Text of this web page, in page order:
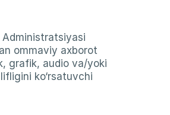
Administratsiyasi
ommaviy axborot
grafik, audio va/yoki
ko‘rsatuvchi